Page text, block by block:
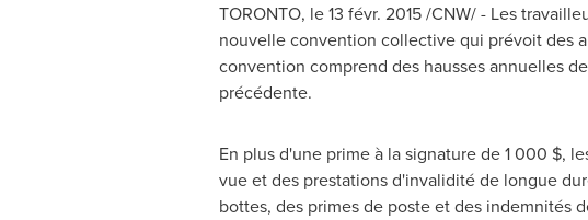
TORONTO, le 13 févr. 2015 /CNW/ - Les
nouvelle convention collective qui prévoit des
convention comprend des hausses annuelles
précédente.
En plus d'une prime à la signature de 1 000 $,
vue et des prestations d'invalidité de longue
bottes, des primes de poste et des indemnités